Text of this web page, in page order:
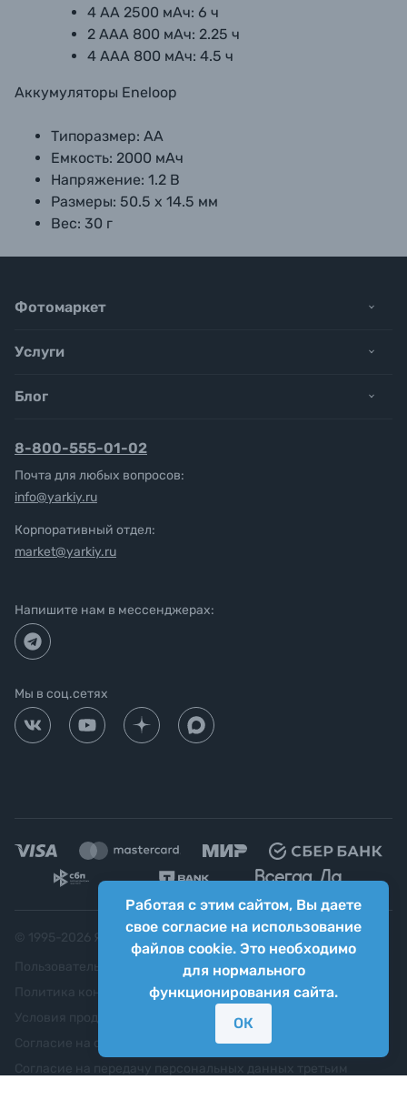
4 АА 2500 мАч: 6 ч
2 ААА 800 мАч: 2.25 ч
4 ААА 800 мАч: 4.5 ч
Аккумуляторы Eneloop
Типоразмер: АА
Емкость: 2000 мАч
Напряжение: 1.2 В
Размеры: 50.5 х 14.5 мм
Вес: 30 г
Работая с этим сайтом, Вы даете
свое согласие на использование
файлов cookie. Это необходимо
для нормального
функционирования сайта.
ОК
Фотомаркет
Услуги
Блог
8-800-555-01-02
Почта для любых вопросов:
info@yarkiy.ru
Корпоративный отдел:
market@yarkiy.ru
Напишите нам в мессенджерах:
Мы в соц.сетях
Яркий фотомаркет ("Яркий Мир")
Пользовательское соглашение
Политика конфиденциальности
Согласие на обработку персональных данных
Согласие на передачу персональных данных третьим